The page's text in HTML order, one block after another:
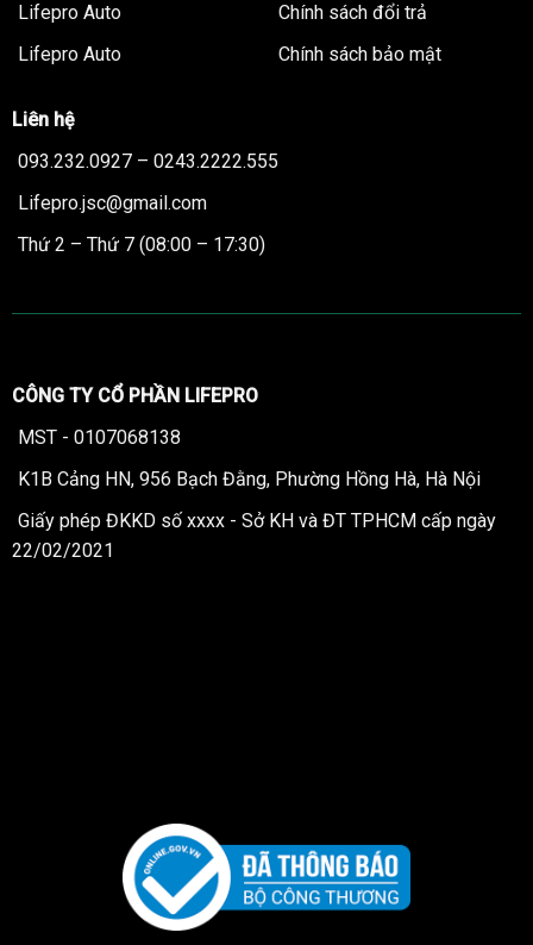
Lifepro Auto
Lifepro Auto
Chính sách đổi trả
Chính sách bảo mật
Liên hệ
093.232.0927 – 0243.2222.555
Lifepro.jsc@gmail.com
Thứ 2 – Thứ 7 (08:00 – 17:30)
CÔNG TY CỔ PHẦN LIFEPRO
MST - 0107068138
K1B Cảng HN, 956 Bạch Đằng, Phường Hồng Hà, Hà Nội
Giấy phép ĐKKD số xxxx - Sở KH và ĐT TPHCM cấp ngày
22/02/2021